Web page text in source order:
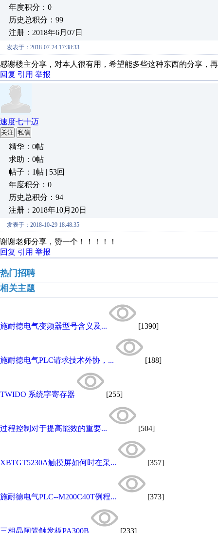
年度积分：0
历史总积分：99
注册：2018年6月07日
发表于：2018-07-24 17:38:33
感谢楼主分享，对本人很有用，希望能多些这种东西的分享，
回复 引用 举报
速度七十迈
关注 私信
精华：0帖
求助：0帖
帖子：1帖 | 53回
年度积分：0
历史总积分：94
注册：2018年10月20日
发表于：2018-10-29 18:48:35
谢谢老师分享，赞一个！！！！！
回复 引用 举报
热门招聘
相关主题
施耐德电气变频器型号含义及... [1390]
施耐德电气PLC请求技术外协，... [188]
TWIDO 系统字寄存器 [255]
过程控制对于提高能效的重要... [504]
XBTGT5230A触摸屏如何时在采... [357]
施耐德电气PLC--M200C40T例程... [373]
三相晶闸管触发板PA300B [233]